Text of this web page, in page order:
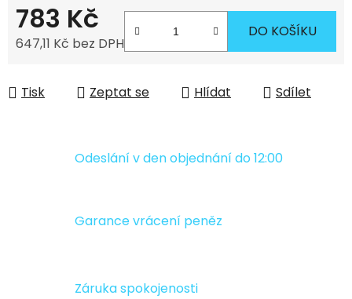
783 Kč
647,11 Kč bez DPH
DO KOŠÍKU
Tisk Zeptat se Hlídat Sdílet
Odeslání v den objednání do 12:00
Garance vrácení peněz
Záruka spokojenosti